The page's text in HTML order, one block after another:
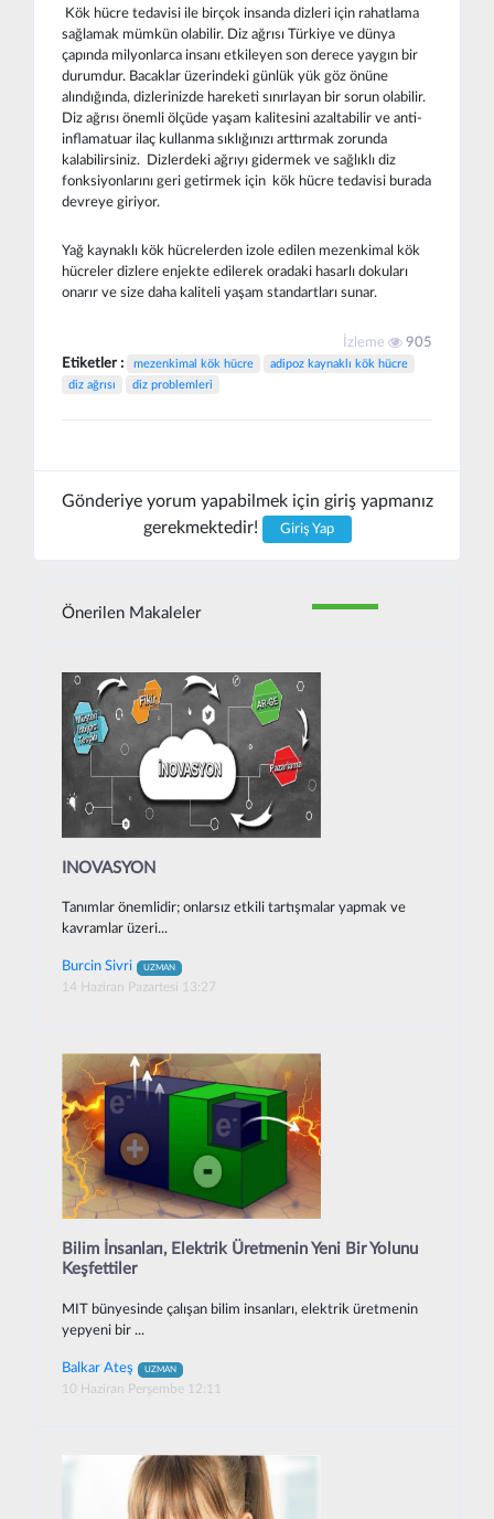
Kök hücre tedavisi ile birçok insanda dizleri için rahatlama
sağlamak mümkün olabilir. Diz ağrısı Türkiye ve dünya
çapında milyonlarca insanı etkileyen son derece yaygın bir
durumdur. Bacaklar üzerindeki günlük yük göz önüne
alındığında, dizlerinizde hareketi sınırlayan bir sorun olabilir.
Diz ağrısı önemli ölçüde yaşam kalitesini azaltabilir ve anti-
inflamatuar ilaç kullanma sıklığınızı arttırmak zorunda
kalabilirsiniz. Dizlerdeki ağrıyı gidermek ve sağlıklı diz
fonksiyonlarını geri getirmek için kök hücre tedavisi burada
devreye giriyor.
Yağ kaynaklı kök hücrelerden izole edilen mezenkimal kök
hücreler dizlere enjekte edilerek oradaki hasarlı dokuları
onarır ve size daha kaliteli yaşam standartları sunar.
İzleme 905
Etiketler : mezenkimal kök hücre
adipoz kaynaklı kök hücre
diz ağrısı
diz problemleri
Gönderiye yorum yapabilmek için giriş yapmanız
gerekmektedir!
Giriş Yap
Önerilen Makaleler
INOVASYON
Tanımlar önemlidir; onlarsız etkili tartışmalar yapmak ve
kavramlar üzeri...
Burcin Sivri UZMAN
14 Haziran Pazartesi 13:27
Bilim İnsanları, Elektrik Üretmenin Yeni Bir Yolunu
Keşfettiler
MIT bünyesinde çalışan bilim insanları, elektrik üretmenin
yepyeni bir ...
Balkar Ateş UZMAN
10 Haziran Perşembe 12:11